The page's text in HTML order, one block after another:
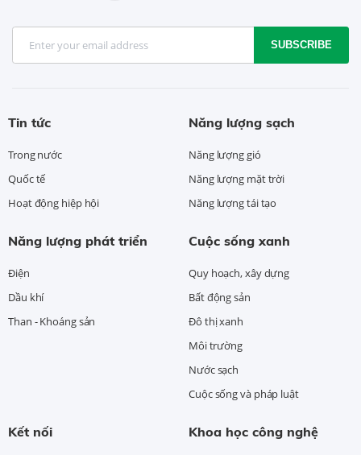
SUBSCRIBE
Tin tức
Trong nước
Quốc tế
Hoạt động hiệp hội
Năng lượng sạch
Năng lượng gió
Năng lượng mặt trời
Năng lượng tái tạo
Năng lượng phát triển
Điện
Dầu khí
Than - Khoáng sản
Cuộc sống xanh
Quy hoạch, xây dựng
Bất động sản
Đô thị xanh
Môi trường
Nước sạch
Cuộc sống và pháp luật
Kết nối Khoa học công nghệ